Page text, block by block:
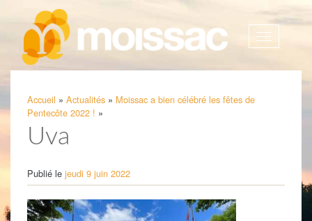
Afficher
Accueil » Actualités » Moissac a bien célébré les fêtes de
Pentecôte 2022 ! »
Uva
Publié le jeudi 9 juin 2022